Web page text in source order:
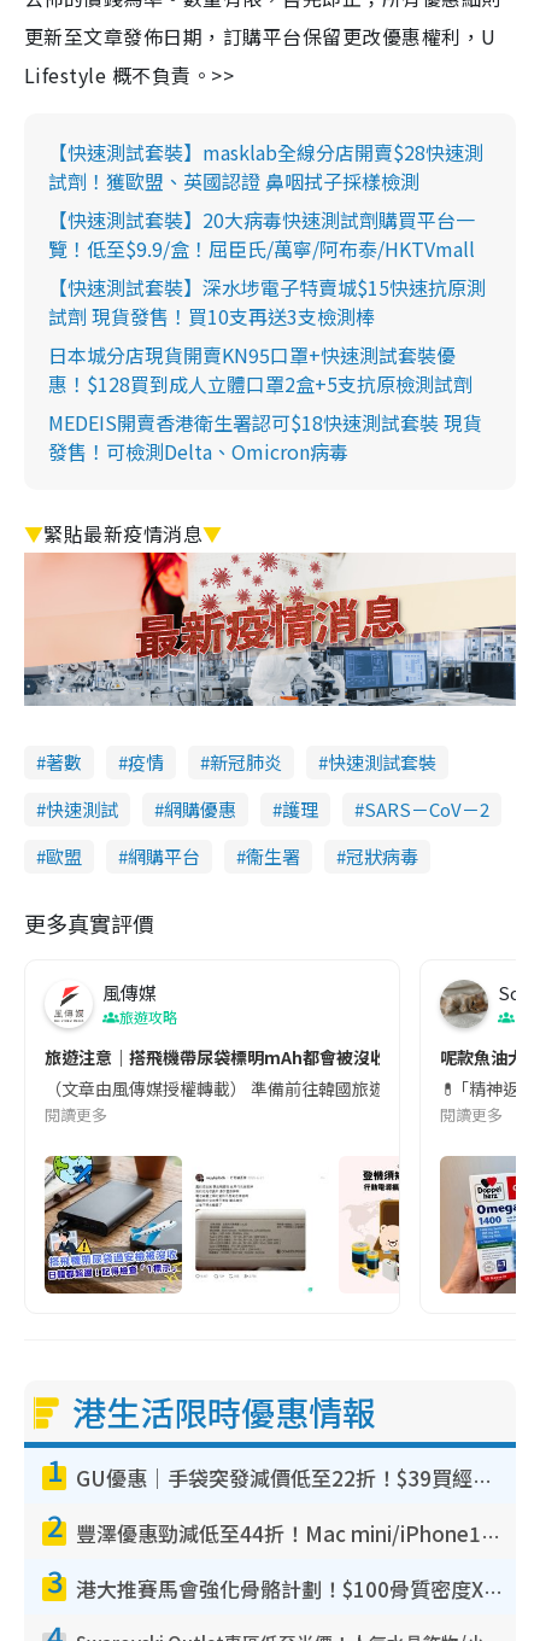
更新至文章發佈日期，訂購平台保留更改優惠權利，U
Lifestyle 概不負責。>>
【快速測試套裝】masklab全線分店開賣$28快速測
試劑！獲歐盟、英國認證 鼻咽拭子採樣檢測
【快速測試套裝】20大病毒快速測試劑購買平台一
覽！低至$9.9/盒！屈臣氏/萬寧/阿布泰/HKTVmall
【快速測試套裝】深水埗電子特賣城$15快速抗原測
試劑 現貨發售！買10支再送3支檢測棒
日本城分店現貨開賣KN95口罩+快速測試套裝優
惠！$128買到成人立體口罩2盒+5支抗原檢測試劑
MEDEIS開賣香港衛生署認可$18快速測試套裝 現貨
發售！可檢測Delta、Omicron病毒
▼緊貼最新疫情消息▼
著數 疫情 新冠肺炎
快速測試套裝
快速測試
網購優惠 護理
SARS－CoV－2
歐盟
網購平台 衞生署 冠狀病毒
更多真實評價
風傳媒
旅遊攻略
旅遊注意｜搭飛機帶尿袋標明mAh都會被沒收😱出發前切記檢查
（文章由風傳媒授權轉載） 準備前往韓國旅遊的民眾，近期要
閱讀更多
Soul
呢款魚油大
💊 ｢精神返
閱讀更多
港生活限時優惠情報
1 GU優惠｜手袋突發減價低至22折！$39買經典波士頓包/餃子袋！飾物同步減價$29起！
2 豐澤優惠勁減低至44折！Mac mini/iPhone17Pro大減價！廚房家電$220起
3 港大推賽馬會強化骨骼計劃！$100骨質密度X光檢查 完成免費運動訓練送超市禮券！附參加資格